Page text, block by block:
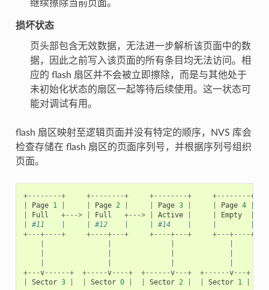
继续擦除当前页面。
损坏状态
页头部包含无效数据，无法进一步解析该页面中的数
据，因此之前写入该页面的所有条目均无法访问。相
应的 flash 扇区并不会被立即擦除，而是与其他处于
未初始化状态的扇区一起等待后续使用。这一状态可
能对调试有用。
flash 扇区映射至逻辑页面并没有特定的顺序，NVS 库会
检查存储在 flash 扇区的页面序列号，并根据序列号组织
页面。
+--------+ +--------+ +--------+
+--------+
Page 1 Page 2 Page 3 Page 4
Full +---> Full +---> Active Empty
#11    |     | #12    |     | #14    |     |        |   <-
+---+----+
+----+---+ +----+---+
+---+----+
+---v------+ +-----v----+ +------v---+ +------v---+
Sector 3 Sector 0 Sector 2 Sector 1